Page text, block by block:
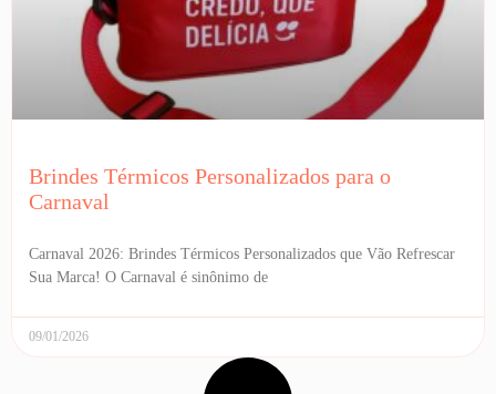
Brindes Térmicos Personalizados para o
Carnaval
Carnaval 2026: Brindes Térmicos Personalizados que Vão Refrescar
Sua Marca! O Carnaval é sinônimo de
09/01/2026